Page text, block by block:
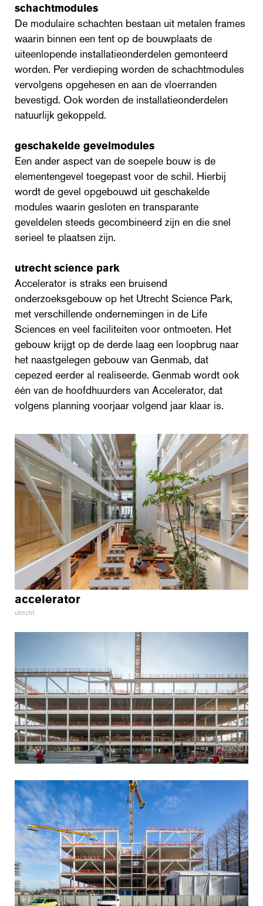
schachtmodules
De modulaire schachten bestaan uit metalen frames
waarin binnen een tent op de bouwplaats de
uiteenlopende installatieonderdelen gemonteerd
worden. Per verdieping worden de schachtmodules
vervolgens opgehesen en aan de vloerranden
bevestigd. Ook worden de installatieonderdelen
natuurlijk gekoppeld.
geschakelde gevelmodules
Een ander aspect van de soepele bouw is de
elementengevel toegepast voor de schil. Hierbij
wordt de gevel opgebouwd uit geschakelde
modules waarin gesloten en transparante
geveldelen steeds gecombineerd zijn en die snel
serieel te plaatsen zijn.
utrecht science park
Accelerator is straks een bruisend
onderzoeksgebouw op het Utrecht Science Park,
met verschillende ondernemingen in de Life
Sciences en veel faciliteiten voor ontmoeten. Het
gebouw krijgt op de derde laag een loopbrug naar
het naastgelegen gebouw van Genmab, dat
cepezed eerder al realiseerde. Genmab wordt ook
één van de hoofdhuurders van Accelerator, dat
volgens planning voorjaar volgend jaar klaar is.
accelerator
utrecht